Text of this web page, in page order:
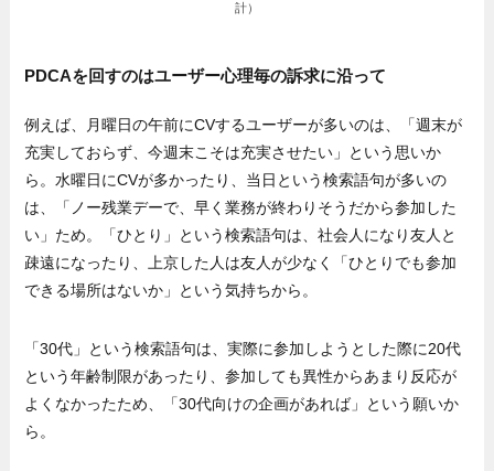
計）
PDCAを回すのはユーザー心理毎の訴求に沿って
例えば、月曜日の午前にCVするユーザーが多いのは、「週末が
充実しておらず、今週末こそは充実させたい」という思いか
ら。水曜日にCVが多かったり、当日という検索語句が多いの
は、「ノー残業デーで、早く業務が終わりそうだから参加した
い」ため。「ひとり」という検索語句は、社会人になり友人と
疎遠になったり、上京した人は友人が少なく「ひとりでも参加
できる場所はないか」という気持ちから。
「30代」という検索語句は、実際に参加しようとした際に20代
という年齢制限があったり、参加しても異性からあまり反応が
よくなかったため、「30代向けの企画があれば」という願いか
ら。